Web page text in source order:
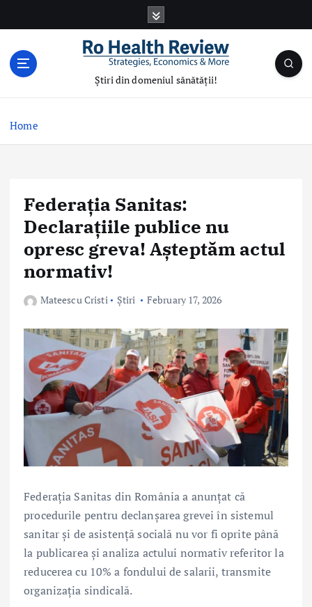
Știri din domeniul sănătății!
Home
Federația Sanitas:
Declarațiile publice nu
opresc greva! Așteptăm actul
normativ!
Mateescu Cristi Știri February 17, 2026
Federația Sanitas din România a anunțat că
procedurile pentru declanșarea grevei în sistemul
sanitar și de asistență socială nu vor fi oprite până
la publicarea și analiza actului normativ referitor la
reducerea cu 10% a fondului de salarii, transmite
organizația sindicală.